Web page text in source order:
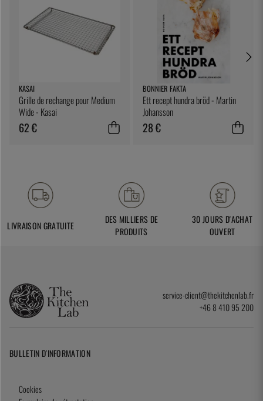
KASAI
Grille de rechange pour Medium
Wide - Kasai
62 €
BONNIER FAKTA
Ett recept hundra bröd - Martin
Johansson
28 €
LIVRAISON GRATUITE
DES MILLIERS DE
PRODUITS
30 JOURS D'ACHAT
OUVERT
service-client@thekitchenlab.fr
+46 8 410 95 200
BULLETIN D'INFORMATION
Cookies